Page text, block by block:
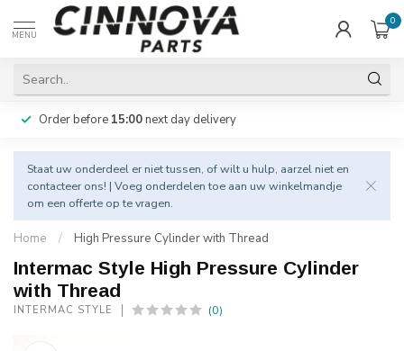
MENU
0
Order before 15:00next day delivery
Staat uw onderdeel er niet tussen, of wilt u hulp, aarzel niet en
contacteer ons! | Voeg onderdelen toe aan uw winkelmandje
om een offerte op te vragen.
Home / High Pressure Cylinder with Thread
Intermac Style High Pressure Cylinder
with Thread
INTERMAC STYLE (0)